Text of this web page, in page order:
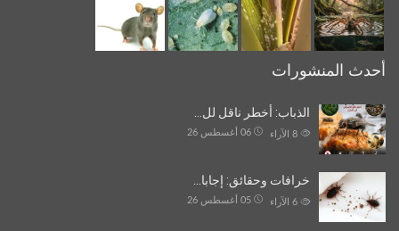
أحدث المنشورات
الذباب: أخطر ناقل لل…
06 أغسطس 26 الآراء
خرافات وحقائق: إجابا…
05 أغسطس 26 الآراء